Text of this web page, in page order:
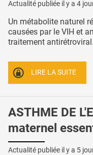
Actualité publiée il y a 4
Un métabolite naturel
causées par le VIH et
traitement
LIRE LA SUITE
ASTHME DE
maternel
Actualité publiée il y a 5